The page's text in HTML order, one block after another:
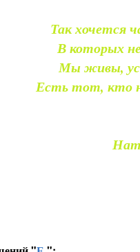
Так хочется
В которых
Мы живы,
Есть тот, кто